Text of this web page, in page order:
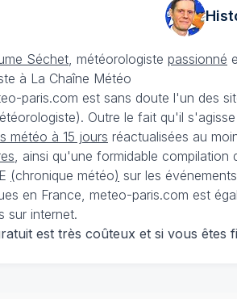
Séchet , météorologiste passionné
à La Chaîne Météo
paris.com est sans doute l'un des
Outre le fait qu'il
météo à 15 jours réactualisées au
, ainsi qu'une formidable
(chronique météo) sur les
en France, meteo-paris.com est
sur internet.
est très coûteux et si vous êtes